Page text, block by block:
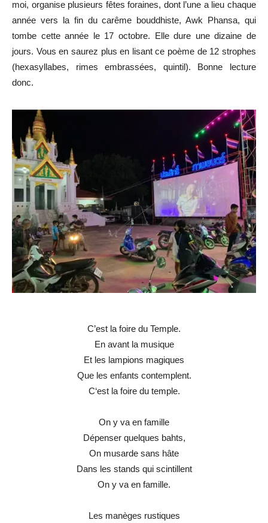
moi, organise plusieurs fêtes foraines, dont l’une a lieu chaque
année vers la fin du carême bouddhiste, Awk Phansa, qui
tombe cette année le 17 octobre. Elle dure une dizaine de
jours. Vous en saurez plus en lisant ce poème de 12 strophes
(hexasyllabes, rimes embrassées, quintil). Bonne lecture
donc.
C’est la foire du Temple.
En avant la musique
Et les lampions magiques
Que les enfants contemplent.
C‘est la foire du temple.
On y va en famille
Dépenser quelques bahts,
On musarde sans hâte
Dans les stands qui scintillent
On y va en famille.
Les manèges rustiques